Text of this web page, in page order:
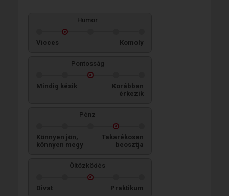
Humor
Vicces Komoly
Pontosság
Mindig késik
Korábban
érkezik
Pénz
Könnyen jön,
könnyen megy
Takarékosan
beosztja
Öltözködés
Divat Praktikum